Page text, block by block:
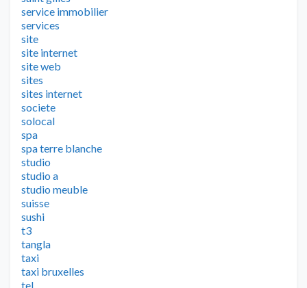
service immobilier
services
site
site internet
site web
sites
sites internet
societe
solocal
spa
spa terre blanche
studio
studio a
studio meuble
suisse
sushi
t3
tangla
taxi
taxi bruxelles
tel